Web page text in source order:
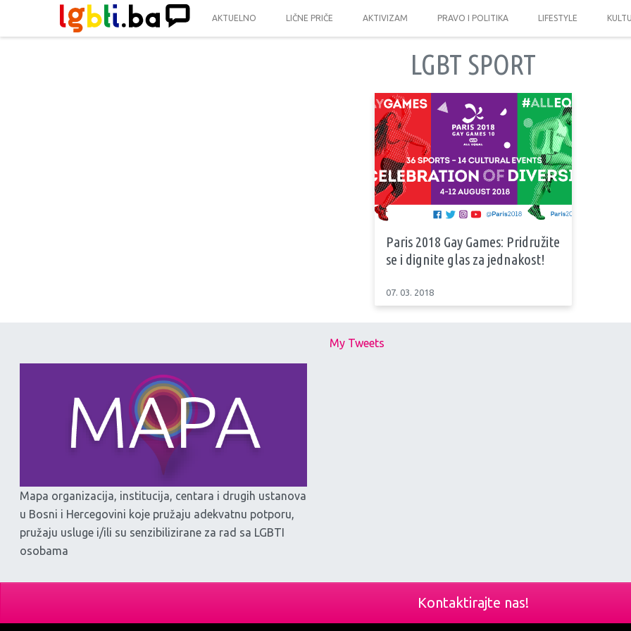
AKTUELNO LIČNE PRIČE AKTIVIZAM PRAVO I POLITIKA LIFESTYLE
LGBT SPORT
Paris 2018 Gay Games: Pridružite
se i dignite glas za jednakost!
07. 03. 2018
Mapa organizacija, institucija, centara i drugih ustanova
u Bosni i Hercegovini koje pružaju adekvatnu potporu,
pružaju usluge i/ili su senzibilizirane za rad sa LGBTI
osobama
My Tweets
Kontaktirajte nas!